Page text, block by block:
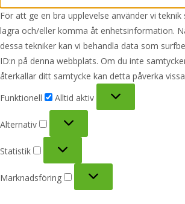
För att ge en bra upplevelse använder vi
lagra och/eller komma åt enhetsinformation.
dessa tekniker kan vi behandla data som
ID:n på denna webbplats. Om du inte
återkallar ditt samtycke kan detta påverka
Funktionell
Alltid aktiv
Alternativ
Statistik
Marknadsföring